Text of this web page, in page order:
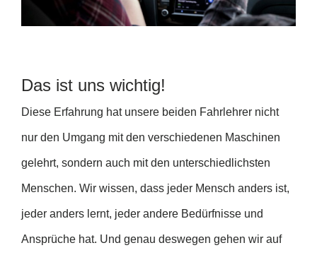
Das ist uns wichtig!
Diese Erfahrung hat unsere beiden Fahrlehrer nicht
nur den Umgang mit den verschiedenen Maschinen
gelehrt, sondern auch mit den unterschiedlichsten
Menschen. Wir wissen, dass jeder Mensch anders ist,
jeder anders lernt, jeder andere Bedürfnisse und
Ansprüche hat. Und genau deswegen gehen wir auf